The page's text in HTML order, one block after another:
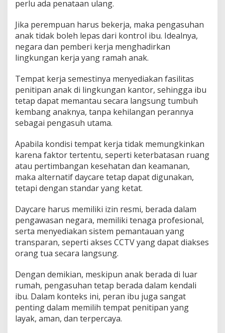
perlu ada penataan ulang.
Jika perempuan harus bekerja, maka pengasuhan
anak tidak boleh lepas dari kontrol ibu. Idealnya,
negara dan pemberi kerja menghadirkan
lingkungan kerja yang ramah anak.
Tempat kerja semestinya menyediakan fasilitas
penitipan anak di lingkungan kantor, sehingga ibu
tetap dapat memantau secara langsung tumbuh
kembang anaknya, tanpa kehilangan perannya
sebagai pengasuh utama.
Apabila kondisi tempat kerja tidak memungkinkan
karena faktor tertentu, seperti keterbatasan ruang
atau pertimbangan kesehatan dan keamanan,
maka alternatif daycare tetap dapat digunakan,
tetapi dengan standar yang ketat.
Daycare harus memiliki izin resmi, berada dalam
pengawasan negara, memiliki tenaga profesional,
serta menyediakan sistem pemantauan yang
transparan, seperti akses CCTV yang dapat diakses
orang tua secara langsung.
Dengan demikian, meskipun anak berada di luar
rumah, pengasuhan tetap berada dalam kendali
ibu. Dalam konteks ini, peran ibu juga sangat
penting dalam memilih tempat penitipan yang
layak, aman, dan terpercaya.